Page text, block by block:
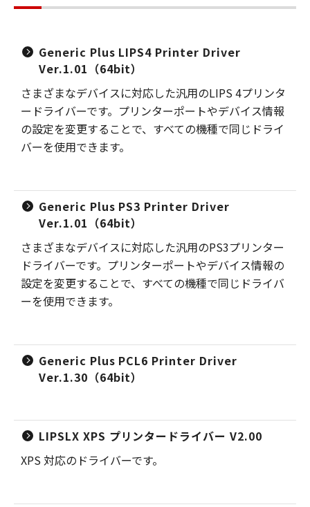
Generic Plus LIPS4 Printer Driver
Ver.1.01（64bit）
さまざまなデバイスに対応した汎用のLIPS 4プリンタ
ードライバーです。プリンターポートやデバイス情報
の設定を変更することで、すべての機種で同じドライ
バーを使用できます。
Generic Plus PS3 Printer Driver
Ver.1.01（64bit）
さまざまなデバイスに対応した汎用のPS3プリンター
ドライバーです。プリンターポートやデバイス情報の
設定を変更することで、すべての機種で同じドライバ
ーを使用できます。
Generic Plus PCL6 Printer Driver
Ver.1.30（64bit）
LIPSLX XPS プリンタードライバー V2.00
XPS 対応のドライバーです。